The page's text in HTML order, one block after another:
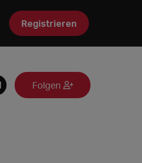
Registrieren
Folgen